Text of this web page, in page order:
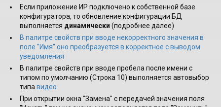
Если приложение ИР подключено к собственной базе
конфигуратора, то обновление конфигурации БД
выполняется динамически (подробнее далее)
В палитре свойств при вводе некорректного значения в
поле "Имя" оно преобразуется в корректное с выводом
уведомления
В палитре свойств при вводе пробела после имени с
типом по умолчанию (Строка 10) выполняется автовыбор
типавидео
При открытии окна "Замена" с передачей значения поля